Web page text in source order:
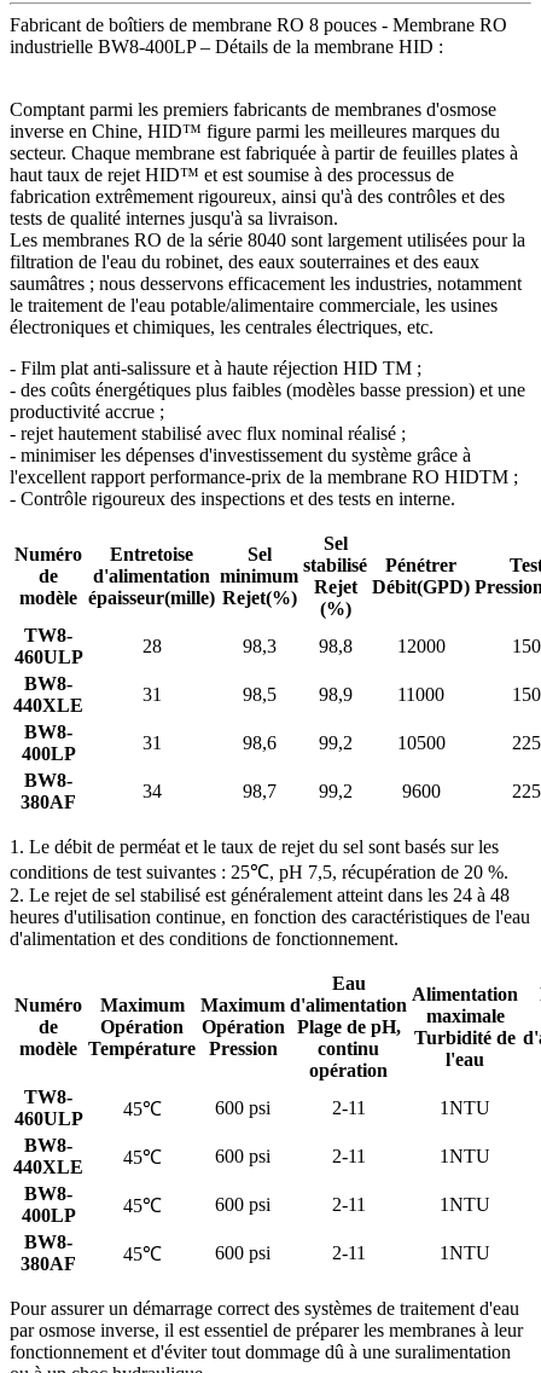
Fabricant de boîtiers de membrane RO 8 pouces - Membrane RO
industrielle BW8-400LP – Détails de la membrane HID :
Comptant parmi les premiers fabricants de membranes d'osmose
inverse en Chine, HID™ figure parmi les meilleures marques du
secteur. Chaque membrane est fabriquée à partir de feuilles plates à
haut taux de rejet HID™ et est soumise à des processus de
fabrication extrêmement rigoureux, ainsi qu'à des contrôles et des
tests de qualité internes jusqu'à sa livraison.
Les membranes RO de la série 8040 sont largement utilisées pour la
filtration de l'eau du robinet, des eaux souterraines et des eaux
saumâtres ; nous desservons efficacement les industries, notamment
le traitement de l'eau potable/alimentaire commerciale, les usines
électroniques et chimiques, les centrales électriques, etc.
- Film plat anti-salissure et à haute réjection HID TM ;
- des coûts énergétiques plus faibles (modèles basse pression) et une
productivité accrue ;
- rejet hautement stabilisé avec flux nominal réalisé ;
- minimiser les dépenses d'investissement du système grâce à
l'excellent rapport performance-prix de la membrane RO HIDTM ;
- Contrôle rigoureux des inspections et des tests en interne.
Numéro
de
modèle
Entretoise
d'alimentation
épaisseur(mille)
Sel
minimum
Rejet(%)
Sel
stabilisé
Rejet
(%)
Pénétrer
Débit(GPD)
TW8-
460ULP
28 98,3 98,8 12000
150
BW8-
440XLE
31 98,5 98,9 11000
150
BW8-
400LP
31 98,6 99,2 10500
225
BW8-
380AF
34 98,7 99,2 9600 225
1. Le débit de perméat et le taux de rejet du sel sont basés sur les
conditions de test suivantes : 25℃, pH 7,5, récupération de 20 %.
2. Le rejet de sel stabilisé est généralement atteint dans les 24 à 48
heures d'utilisation continue, en fonction des caractéristiques de l'eau
d'alimentation et des conditions de fonctionnement.
Numéro
de
modèle
Maximum
Opération
Température
Maximum
Opération
Pression
Eau
d'alimentation
Plage de pH,
continu
opération
Alimentation
maximale
Turbidité de
l'eau
TW8-
460ULP
45℃ 600 psi 2-11
1NTU
BW8-
440XLE
45℃ 600 psi 2-11
1NTU
BW8-
400LP
45℃ 600 psi 2-11
1NTU
BW8-
380AF
45℃ 600 psi 2-11 1NTU
Pour assurer un démarrage correct des systèmes de traitement d'eau
par osmose inverse, il est essentiel de préparer les membranes à leur
fonctionnement et d'éviter tout dommage dû à une suralimentation